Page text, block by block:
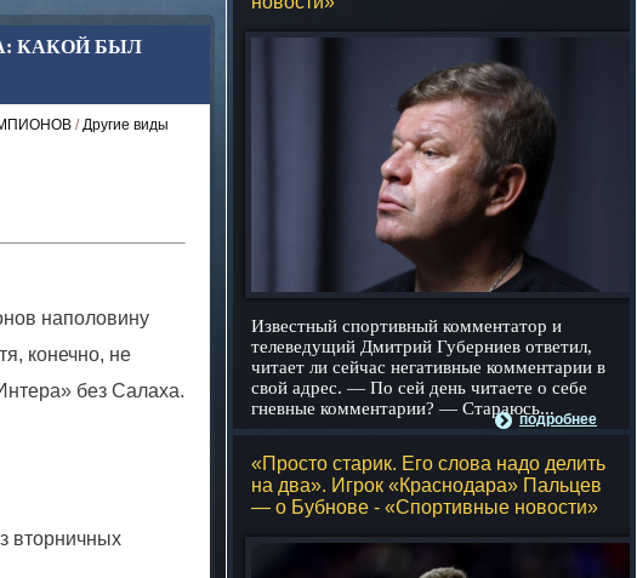
Известный спортивный комментатор и
телеведущий Дмитрий Губерниев ответил,
читает ли сейчас негативные комментарии в
свой адрес. — По сей день читаете о себе
гневные комментарии? — Стараюсь...
подробнее
«Просто старик. Его слова надо делить
на два». Игрок «Краснодара» Пальцев
— о Бубнове - «Спортивные новости»
КАКОЙ БЫЛ
/Другие виды
наполовину
конечно, не
без Салаха.
вторничных